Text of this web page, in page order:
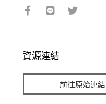
資源連結
前往原始連結